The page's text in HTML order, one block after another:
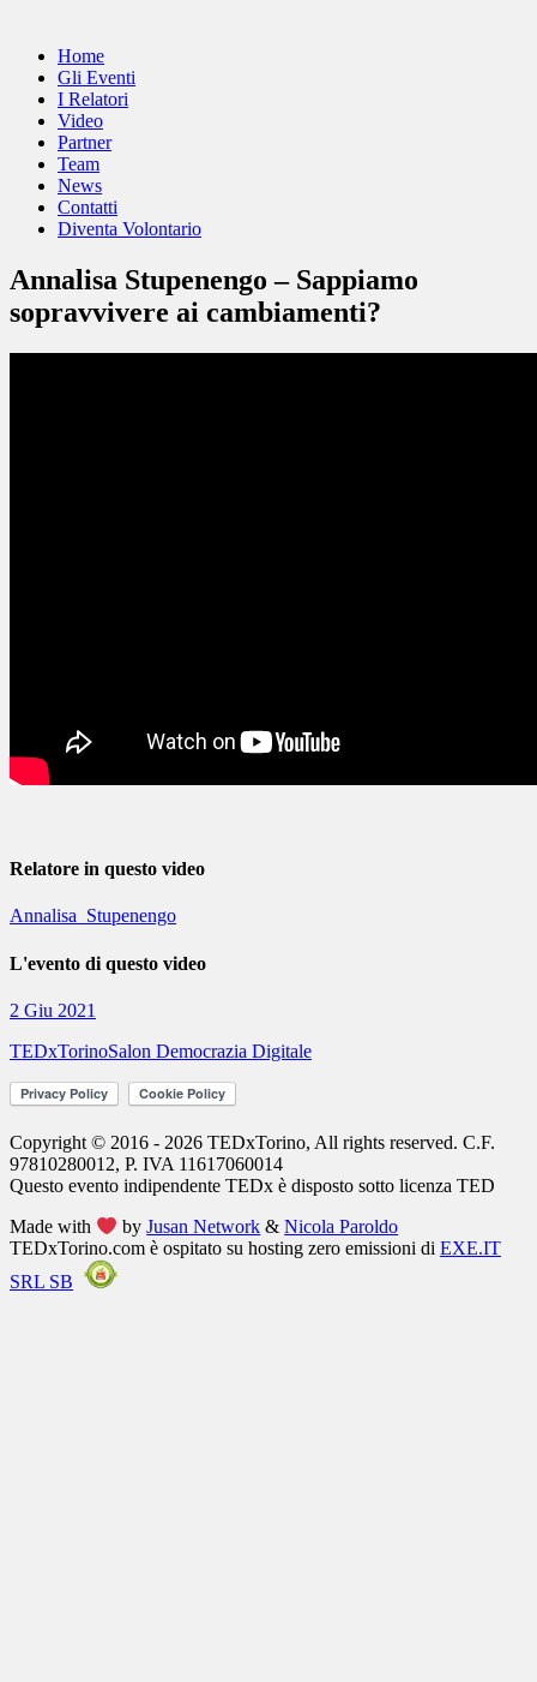
Home
Gli Eventi
I Relatori
Video
Partner
Team
News
Contatti
Diventa Volontario
Annalisa Stupenengo – Sappiamo
sopravvivere ai cambiamenti?
Relatore in questo video
Annalisa Stupenengo
L'evento di questo video
2 Giu 2021
TEDxTorinoSalon Democrazia Digitale
Copyright © 2016 - 2026 TEDxTorino, All rights reserved. C.F.
97810280012, P. IVA 11617060014
Questo evento indipendente TEDx è disposto sotto licenza TED
Made with byJusan Network &Nicola Paroldo
TEDxTorino.com è ospitato su hosting zero emissioni di EXE.IT
SRL SB